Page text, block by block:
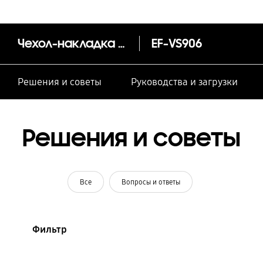
Чехол-накладка Leather Cover S22+ EF-VS906
Решения и советы Руководства и загрузки
Решения и советы
Все Вопросы и ответы
Фильтр